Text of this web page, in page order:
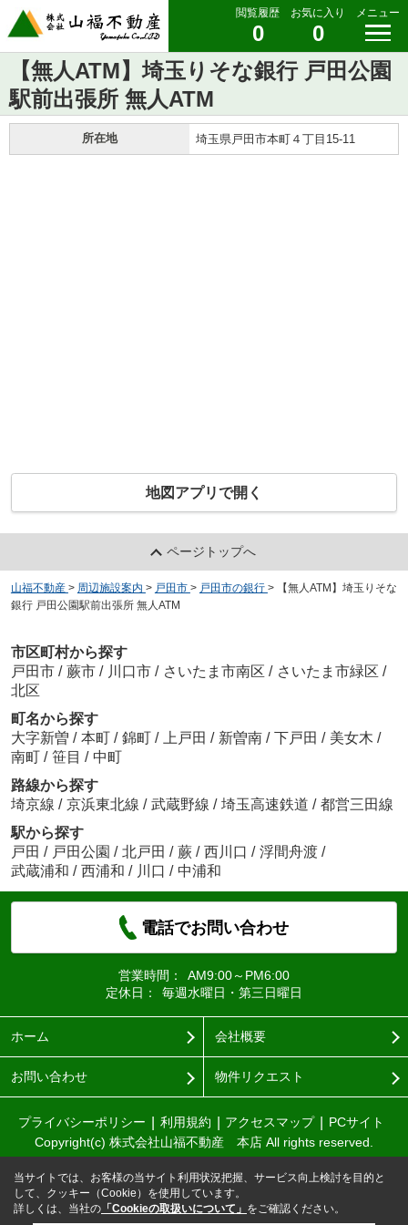
閲覧履歴
0
お気に入り
0
メニュー
【無人ATM】埼玉りそな銀行 戸田公園
駅前出張所 無人ATM
所在地 埼玉県戸田市本町４丁目15-11
地図アプリで開く
ページトップへ
山福不動産 > 周辺施設案内 > 戸田市 > 戸田市の銀行 >
【無人ATM】埼玉りそな
銀行 戸田公園駅前出張所 無人ATM
市区町村から探す
戸田市 / 蕨市 / 川口市 / さいたま市南区 / さいたま市緑区 /
北区
町名から探す
大字新曽 / 本町 / 錦町 / 上戸田 / 新曽南 / 下戸田 / 美女木 /
南町 / 笹目 / 中町
路線から探す
埼京線 / 京浜東北線 / 武蔵野線 / 埼玉高速鉄道 / 都営三田線
駅から探す
戸田 / 戸田公園 / 北戸田 / 蕨 / 西川口 / 浮間舟渡 /
武蔵浦和 / 西浦和 / 川口 / 中浦和
電話でお問い合わせ
営業時間：
AM9:00～PM6:00
定休日：
毎週水曜日・第三日曜日
ホーム 会社概要
お問い合わせ 物件リクエスト
プライバシーポリシー 利用規約 アクセスマップ
PCサイト
Copyright(c) 株式会社山福不動産 本店 All rights reserved.
当サイトでは、お客様の当サイト利用状況把握、サービス向上検討を目的と
して、クッキー（Cookie）を使用しています。
詳しくは、当社の 「Cookieの取扱いについて」 をご確認ください。